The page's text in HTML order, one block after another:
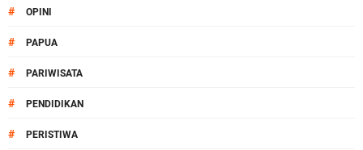
# OPINI
# PAPUA
# PARIWISATA
# PENDIDIKAN
# PERISTIWA